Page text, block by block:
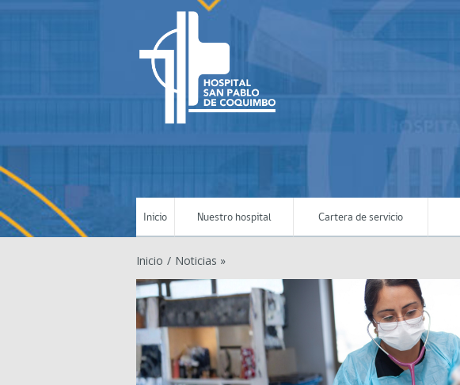
Inicio Nuestro hospital Cartera de servicio
Inicio / Noticias »